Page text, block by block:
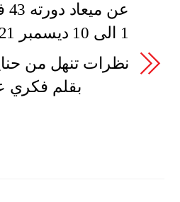
1 الى 10 ديسمبر 2021
نظرات تنهل من
بقلم فكري